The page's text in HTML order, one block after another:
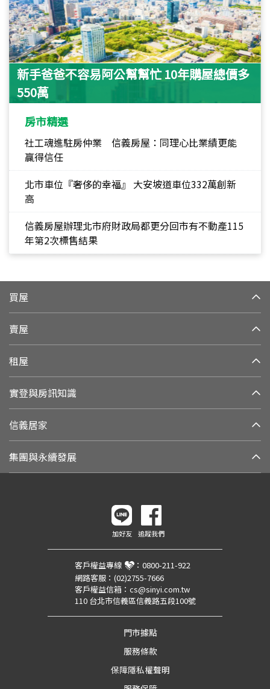
新手爸爸不容易阿公幫幫忙 10年購屋總價多
550萬
房市精選
社工魂進駐房仲業 信義房屋：同理心比業績更能
贏得信任
北市車位『奢侈的幸福』 大安坡道車位332萬創新
高
信義房屋辦理北市府財政局都更分回市有不動產115
年第2次標售結果
買屋
賣屋
租屋
實登與房訊知識
信義居家
集團與永續發展
加好友 追蹤我們
客戶權益專線 ： 0800-211-922
網路客服： (02)2755-7666
客戶權益信箱： cs@sinyi.com.tw
110 台北市信義區信義路五段100號
門市據點
服務條款
保障隱私權聲明